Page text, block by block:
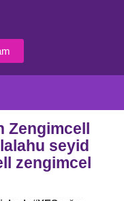
Zengimcell
seyid
zengimcel